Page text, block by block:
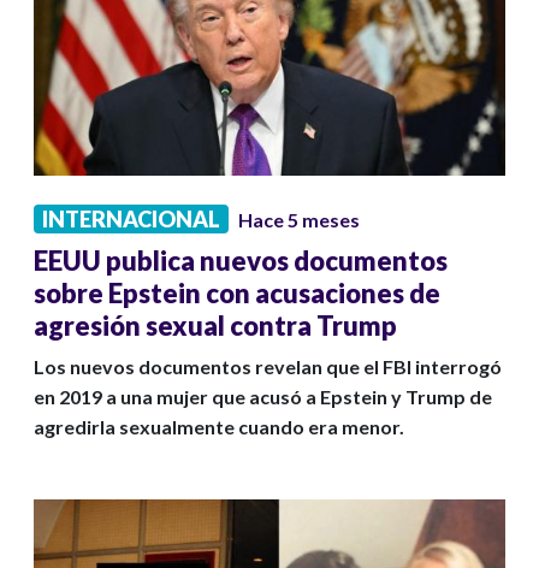
INTERNACIONAL Hace 5 meses
EEUU publica nuevos documentos
sobre Epstein con acusaciones de
agresión sexual contra Trump
Los nuevos documentos revelan que el FBI interrogó
en 2019 a una mujer que acusó a Epstein y Trump de
agredirla sexualmente cuando era menor.